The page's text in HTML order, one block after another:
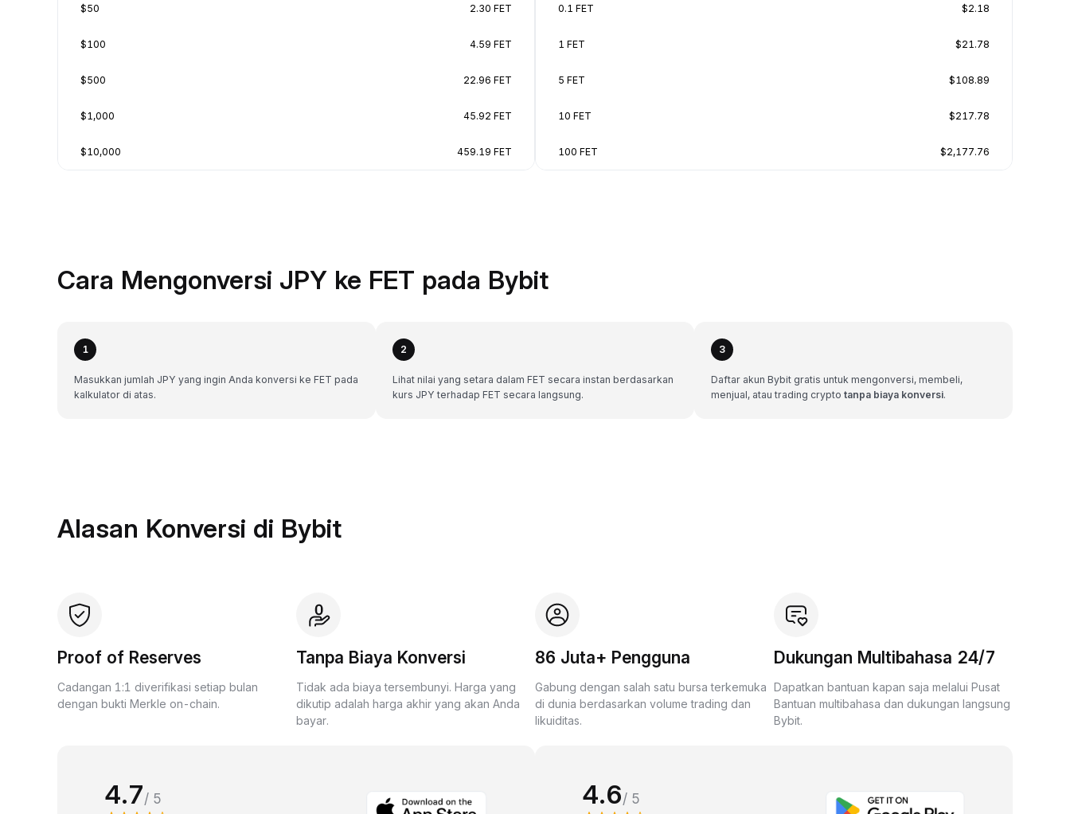
$50 2.30 FET
$100 4.59 FET
$500 22.96 FET
$1,000 45.92 FET
$10,000 459.19 FET
0.1 FET $2.18
1 FET $21.78
5 FET $108.89
10 FET $217.78
100 FET $2,177.76
Cara Mengonversi JPY ke FET pada Bybit
1
Masukkan jumlah JPY yang ingin Anda konversi ke FET pada
kalkulator di atas.
2
Lihat nilai yang setara dalam FET secara instan berdasarkan
kurs JPY terhadap FET secara langsung.
3
Daftar akun Bybit gratis untuk mengonversi, membeli,
menjual, atau trading crypto tanpa biaya konversi.
Alasan Konversi di Bybit
Proof of Reserves
Cadangan 1:1 diverifikasi setiap bulan
dengan bukti Merkle on-chain.
Tanpa Biaya Konversi
Tidak ada biaya tersembunyi. Harga yang
dikutip adalah harga akhir yang akan Anda
bayar.
86 Juta+ Pengguna
Gabung dengan salah satu bursa terkemuka
di dunia berdasarkan volume trading dan
likuiditas.
Dukungan Multibahasa 24/7
Dapatkan bantuan kapan saja melalui Pusat
Bantuan multibahasa dan dukungan langsung
Bybit.
4.7/ 5 4.6/ 5